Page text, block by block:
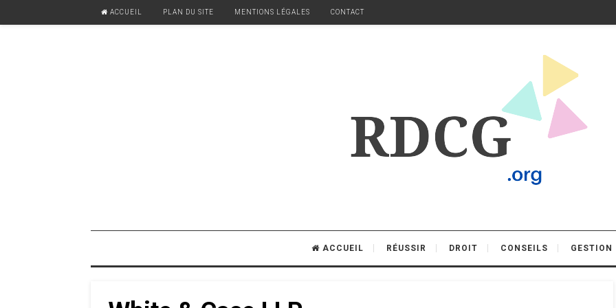
ACCUEIL PLAN DU SITE MENTIONS LÉGALES CONTACT
ACCUEIL RÉUSSIR DROIT CONSEILS GESTION